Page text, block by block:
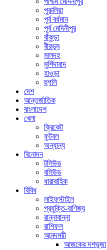
পুরুলিয়া
পূর্ব বর্ধমান
পূর্ব মেদিনীপুর
বাঁকুড়া
বীরভূম
মালদহ
মুর্শিদাবাদ
হাওড়া
হুগলি
দেশ
আন্তর্জাতিক
বাংলাদেশ
খেলা
ক্রিকেট
ফুটবল
অন্যান্য
বিনোদন
টলিউড
বলিউড
ধারাবাহিক
বিবিধ
লাইফস্টাইল
প্রযুক্তি-বাণিজ্য
রান্নাবান্না
রাশিফল
আনন্দময়ী
আজকের দশভূজা